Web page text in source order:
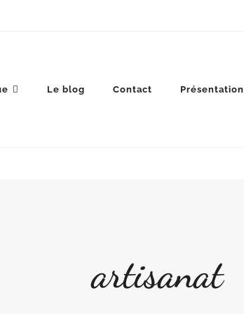
Le blog Contact Présentation
artisanat